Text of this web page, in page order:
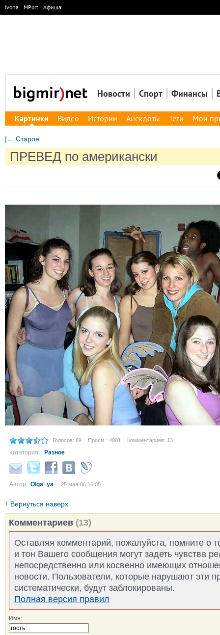
Ivona MPort Афиша
Новости Спорт Финансы
Картинки Видео Истории Анекдоты Теги Мои
|← Старое
ПРЕВЕД по американски
Голосов: 89 Просм.: 4981 Комментариев: 13
Категория: Разное
Автор: Olga_ya 25 мая´06 16:05
↑ Вернуться наверх
Комментариев (13)
Оставляя комментарий, пожалуйста, помните о
и тон Вашего сообщения могут задеть чувства
непосредственно или косвенно имеющих
новости. Пользователи, которые нарушают эти
систематически, будут заблокированы.
Полная версия правил
Имя: